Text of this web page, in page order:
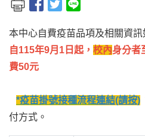
本中心自費疫苗品項及相關資訊
自115年9月1日起， 校內身分者
費50元
*疫苗掛號接種流程連結(請按)
付方式。